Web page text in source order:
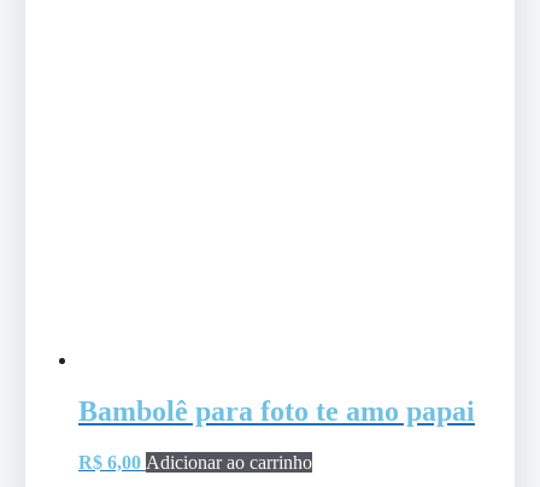
Bambolê para foto te amo papai
R$6,00 Adicionar ao carrinho